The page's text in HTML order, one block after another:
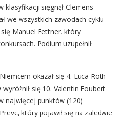
klasyfikacji sięgnął Clemens
we wszystkich zawodach cyklu
Manuel Fettner, który
Podium uzupełnił
okazał się 4. Luca Roth
się 10. Valentin Foubert
najwięcej punktów (120)
który pojawił się na zaledwie